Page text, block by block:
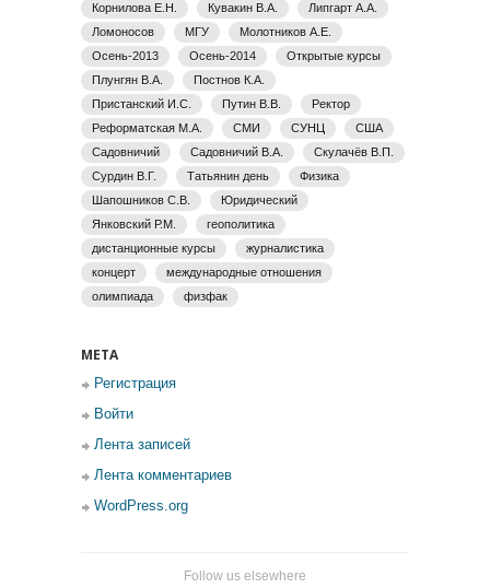
Корнилова Е.Н.
Кувакин В.А.
Липгарт А.А.
Ломоносов
МГУ
Молотников А.Е.
Осень-2013
Осень-2014
Открытые курсы
Плунгян В.А.
Постнов К.А.
Пристанский И.С.
Путин В.В.
Ректор
Реформатская М.А.
СМИ СУНЦ
США
Садовничий
Садовничий В.А.
Скулачёв В.П.
Сурдин В.Г.
Татьянин день
Физика
Шапошников С.В.
Юридический
Янковский Р.М.
геополитика
дистанционные курсы
журналистика
концерт
международные отношения
олимпиада
физфак
МЕТА
Регистрация
Войти
Лента записей
Лента комментариев
WordPress.org
Follow us elsewhere